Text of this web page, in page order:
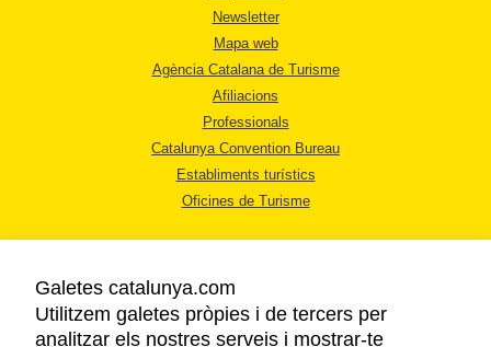
Newsletter
Mapa web
Agència Catalana de Turisme
Afiliacions
Professionals
Catalunya Convention Bureau
Establiments turístics
Oficines de Turisme
Galetes catalunya.com
Utilitzem galetes pròpies i de tercers per
analitzar els nostres serveis i mostrar-te